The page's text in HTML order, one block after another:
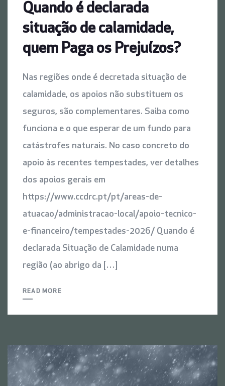
Quando é declarada
situação de calamidade,
quem Paga os Prejuízos?
Nas regiões onde é decretada situação de
calamidade, os apoios não substituem os
seguros, são complementares. Saiba como
funciona e o que esperar de um fundo para
catástrofes naturais. No caso concreto do
apoio às recentes tempestades, ver detalhes
dos apoios gerais em
https://www.ccdrc.pt/pt/areas-de-
atuacao/administracao-local/apoio-tecnico-
e-financeiro/tempestades-2026/ Quando é
declarada Situação de Calamidade numa
região (ao abrigo da […]
READ MORE